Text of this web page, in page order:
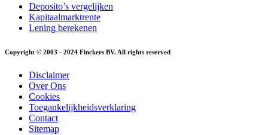
Deposito’s vergelijken
Kapitaalmarktrente
Lening berekenen
Copyright © 2003 - 2024 Finckers BV. All rights reserved
Disclaimer
Over Ons
Cookies
Toegankelijkheidsverklaring
Contact
Sitemap